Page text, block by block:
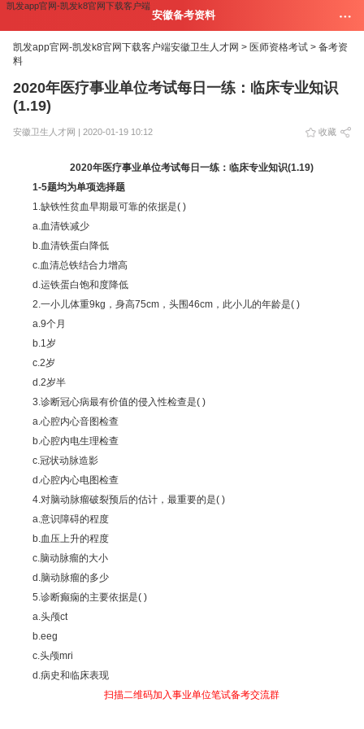
凯发app官网-凯发k8官网下载客户端
安徽备考资料
凯发app官网-凯发k8官网下载客户端安徽卫生人才网 > 医师资格考试 > 备考资
料
2020年医疗事业单位考试每日一练：临床专业知识
(1.19)
安徽卫生人才网 | 2020-01-19 10:12 收藏
2020年医疗事业单位考试每日一练：临床专业知识(1.19)
1-5题均为单项选择题
1.缺铁性贫血早期最可靠的依据是( )
a.血清铁减少
b.血清铁蛋白降低
c.血清总铁结合力增高
d.运铁蛋白饱和度降低
2.一小儿体重9kg，身高75cm，头围46cm，此小儿的年龄是( )
a.9个月
b.1岁
c.2岁
d.2岁半
3.诊断冠心病最有价值的侵入性检查是( )
a.心腔内心音图检查
b.心腔内电生理检查
c.冠状动脉造影
d.心腔内心电图检查
4.对脑动脉瘤破裂预后的估计，最重要的是( )
a.意识障碍的程度
b.血压上升的程度
c.脑动脉瘤的大小
d.脑动脉瘤的多少
5.诊断癫痫的主要依据是( )
a.头颅ct
b.eeg
c.头颅mri
d.病史和临床表现
扫描二维码加入事业单位笔试备考交流群